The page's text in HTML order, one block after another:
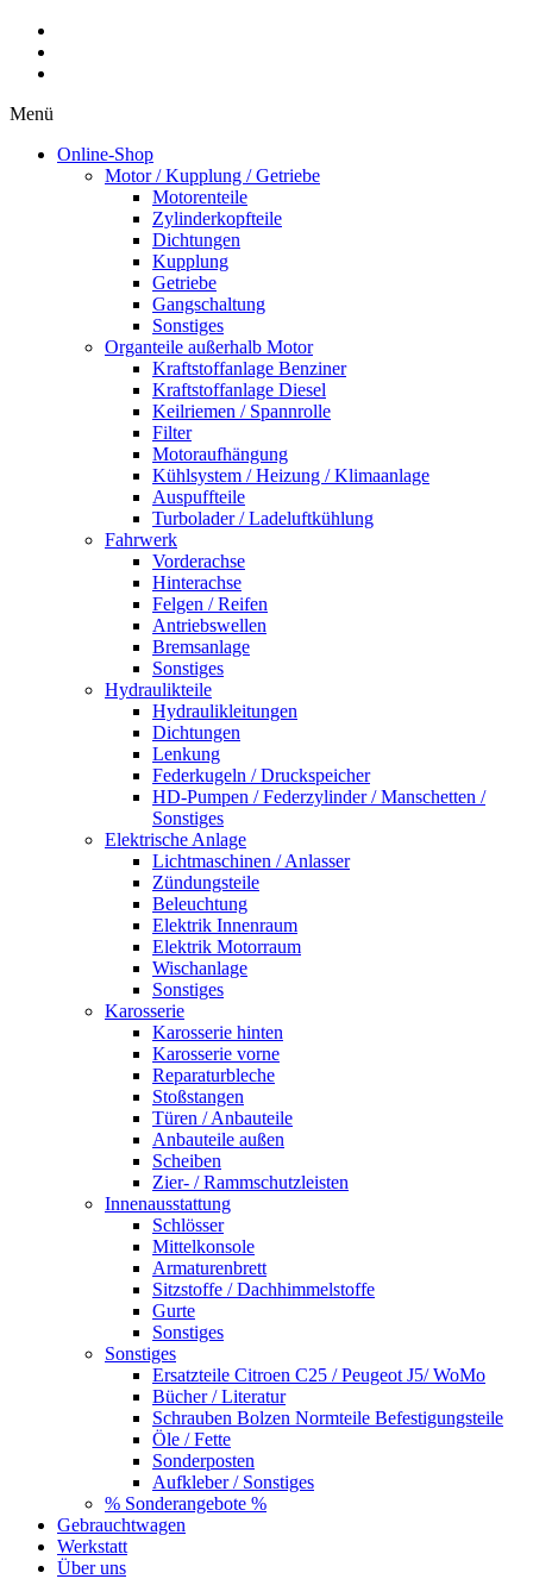
Menü
Online-Shop
Motor / Kupplung / Getriebe
Motorenteile
Zylinderkopfteile
Dichtungen
Kupplung
Getriebe
Gangschaltung
Sonstiges
Organteile außerhalb Motor
Kraftstoffanlage Benziner
Kraftstoffanlage Diesel
Keilriemen / Spannrolle
Filter
Motoraufhängung
Kühlsystem / Heizung / Klimaanlage
Auspuffteile
Turbolader / Ladeluftkühlung
Fahrwerk
Vorderachse
Hinterachse
Felgen / Reifen
Antriebswellen
Bremsanlage
Sonstiges
Hydraulikteile
Hydraulikleitungen
Dichtungen
Lenkung
Federkugeln / Druckspeicher
HD-Pumpen / Federzylinder / Manschetten /
Sonstiges
Elektrische Anlage
Lichtmaschinen / Anlasser
Zündungsteile
Beleuchtung
Elektrik Innenraum
Elektrik Motorraum
Wischanlage
Sonstiges
Karosserie
Karosserie hinten
Karosserie vorne
Reparaturbleche
Stoßstangen
Türen / Anbauteile
Anbauteile außen
Scheiben
Zier- / Rammschutzleisten
Innenausstattung
Schlösser
Mittelkonsole
Armaturenbrett
Sitzstoffe / Dachhimmelstoffe
Gurte
Sonstiges
Sonstiges
Ersatzteile Citroen C25 / Peugeot J5/ WoMo
Bücher / Literatur
Schrauben Bolzen Normteile Befestigungsteile
Öle / Fette
Sonderposten
Aufkleber / Sonstiges
% Sonderangebote %
Gebrauchtwagen
Werkstatt
Über uns